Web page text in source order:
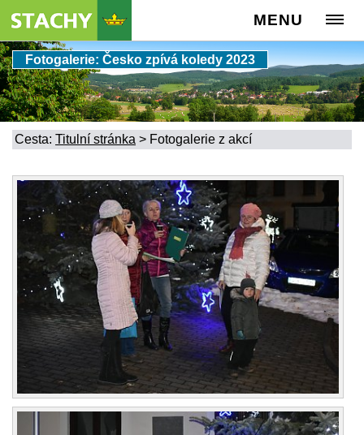
MENU
Fotogalerie: Česko zpívá koledy 2023
Cesta: Titulní stránka > Fotogalerie z akcí